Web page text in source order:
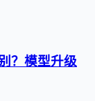
？模型升级